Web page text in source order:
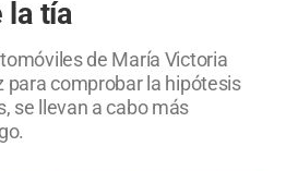
la tía
de María Victoria
para comprobar la hipótesis
se llevan a cabo más